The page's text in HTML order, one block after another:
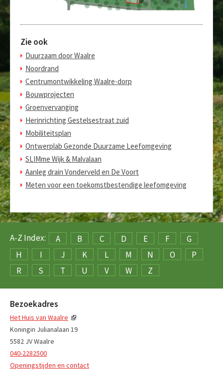
Zie ook
Duurzaam door Waalre
Noordrand
Centrumontwikkeling Waalre-dorp
Bouwprojecten
Groenvervanging
Herinrichting Gestelsestraat zuid
Mobiliteitsplan
Ontwerplab Gezonde Duurzame Leefomgeving
SLIMme Wijk & Malvalaan
Aanleg drain Vonderveld en De Voort
Meten voor een toekomstbestendige leefomgeving
A-Z Index: A B C D E F
G
H
I J K L M N O
P
R
S T U V W Z
Bezoekadres
Het Huis van Waalre
Koningin Julianalaan 19
5582 JV Waalre
040-2282500
Openingstijden en contact